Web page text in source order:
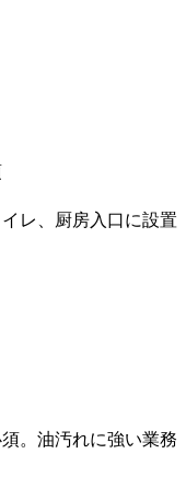
レ、厨房入口に設置
。油汚れに強い業務